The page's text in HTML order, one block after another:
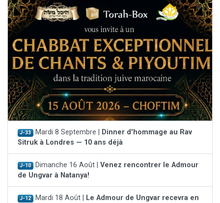
J-33 Mardi 8 Septembre |
Dinner d'hommage au Rav
Sitruk à Londres — 10 ans déjà
J-10 Dimanche 16 Août | Venez rencontrer le Admour
de Ungvar à Natanya!
J-12 Mardi 18 Août |
Le Admour de Ungvar recevra en